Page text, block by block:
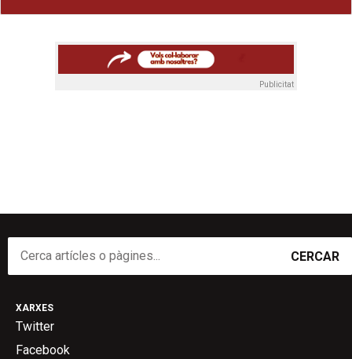
Publicitat
CERCAR
XARXES
Twitter
Facebook